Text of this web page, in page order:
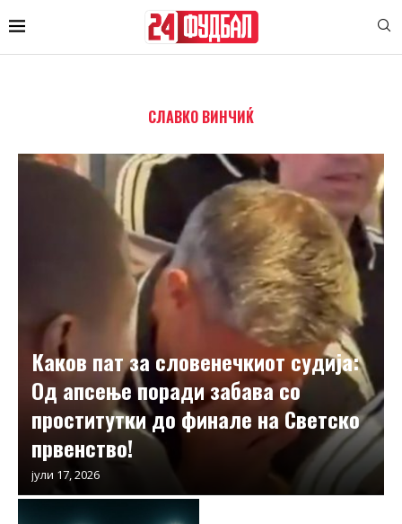
СЛАВКО ВИНЧИЌ
Каков пат за словенечкиот судија:
Од апсење поради забава со
проститутки до финале на Светско
првенство!
јули 17, 2026